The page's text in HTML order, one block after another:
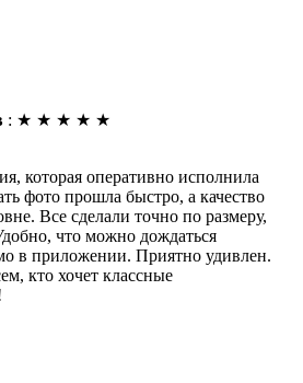
: ★ ★ ★ ★ ★
которая оперативно исполнила
фото прошла быстро, а качество
Все сделали точно по размеру,
что можно дождаться
в приложении. Приятно удивлен.
кто хочет классные